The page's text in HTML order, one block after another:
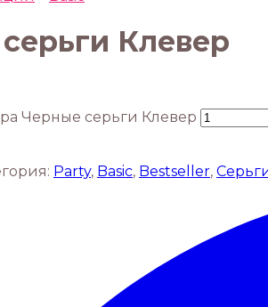
Клевер
Черные серьги Клевер
Party, Basic, Bestseller,